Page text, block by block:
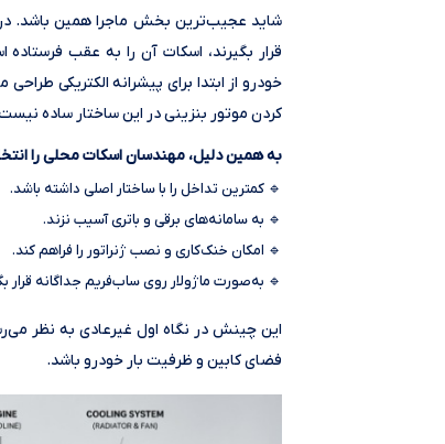
شاید عجیب‌ترین بخش ماجرا همین باشد. در
قرار بگیرند، اسکات آن را به عقب
خودرو از ابتدا برای پیشرانه الکتریکی
کردن موتور بنزینی در این ساختار ساده
به همین دلیل، مهندسان اسکات محلی را
🔹 کمترین تداخل را با ساختار اصلی داشته باشد.
🔹 به سامانه‌های برقی و باتری آسیب نزند.
🔹 امکان خنک‌کاری و نصب ژنراتور را فراهم کند.
🔹 به‌صورت ماژولار روی ساب‌فریم جداگانه قرار
این چینش در نگاه اول غیرعادی به نظر
فضای کابین و ظرفیت بار خودرو باشد.